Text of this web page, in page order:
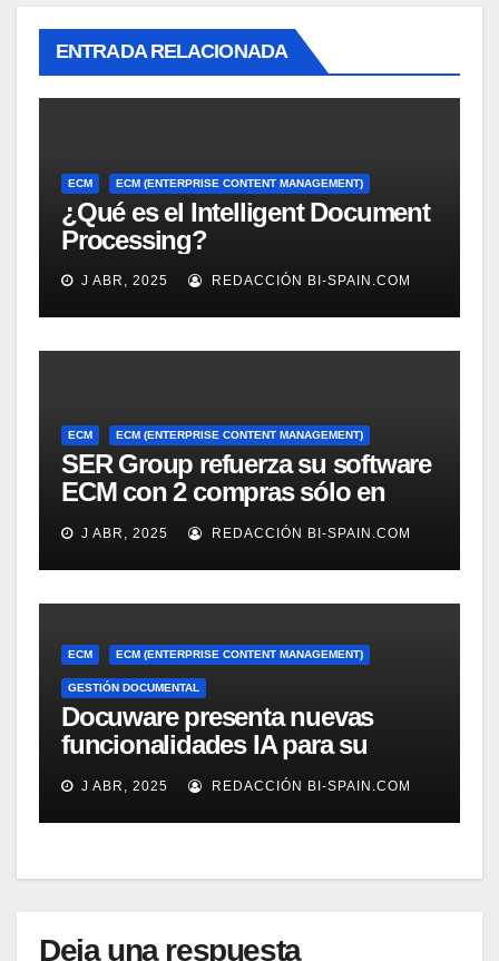
ENTRADA RELACIONADA
ECM ECM (ENTERPRISE CONTENT MANAGEMENT)
¿Qué es el Intelligent Document
Processing?
J ABR, 2025 REDACCIÓN BI-SPAIN.COM
ECM ECM (ENTERPRISE CONTENT MANAGEMENT)
SER Group refuerza su software
ECM con 2 compras sólo en
marzo
J ABR, 2025 REDACCIÓN BI-SPAIN.COM
ECM ECM (ENTERPRISE CONTENT MANAGEMENT)
GESTIÓN DOCUMENTAL
Docuware presenta nuevas
funcionalidades IA para su
gestión documental
J ABR, 2025 REDACCIÓN BI-SPAIN.COM
Deja una respuesta